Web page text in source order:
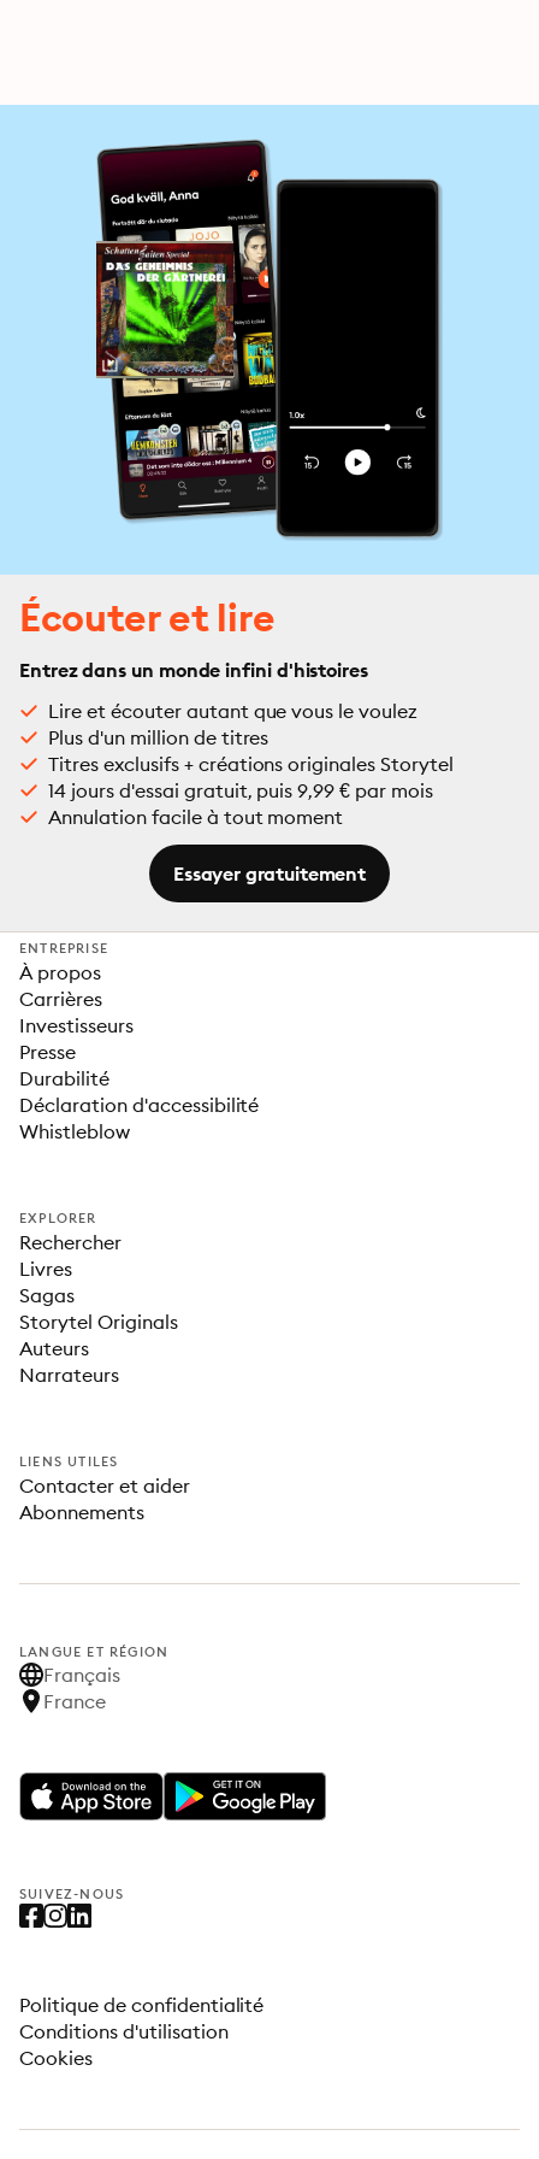
Écouter et lire
Entrez dans un monde infini d'histoires
Lire et écouter autant que vous le voulez
Plus d'un million de titres
Titres exclusifs + créations originales Storytel
14 jours d'essai gratuit, puis 9,99 € par mois
Annulation facile à tout moment
Essayer gratuitement
ENTREPRISE
À propos
Carrières
Investisseurs
Presse
Durabilité
Déclaration d'accessibilité
Whistleblow
EXPLORER
Rechercher
Livres
Sagas
Storytel Originals
Auteurs
Narrateurs
LIENS UTILES
Contacter et aider
Abonnements
LANGUE ET RÉGION
Français
France
SUIVEZ-NOUS
Politique de confidentialité
Conditions d'utilisation
Cookies